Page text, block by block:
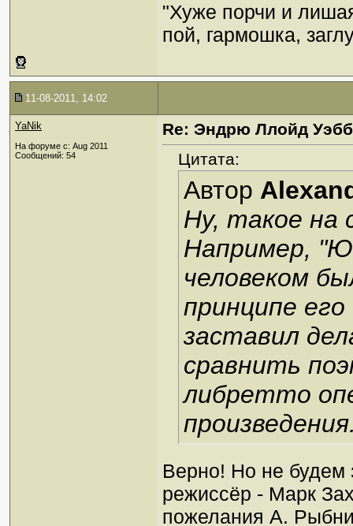
"Хуже порчи и
пой, гармошка,
11-08-2011, 14:02
YaNik
На форуме с: Aug 2011
Сообщений: 54
Re: Эндрю Ллойд
Цитата:
Автор
Ну, такое на
Например,
человеком
принципе его
заставил
сравнить
либретто
Верно! Но не будем
режиссёр - Марк
пожелания А.